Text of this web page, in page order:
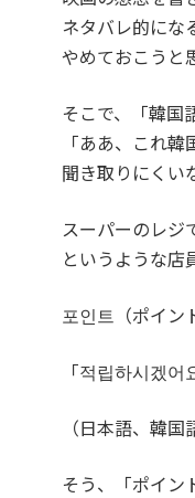
ネタバレ的にな
やめておこうと
そこで、「韓国
「ああ、これ
聞き取りにくい
スーパーのレジ
というような店
포인트（ポイン
「적립하시겠
（日本語、韓
そう、「ポイン